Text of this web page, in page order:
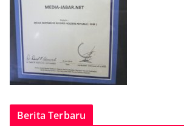
Berita Terbaru